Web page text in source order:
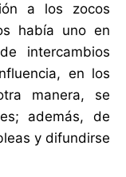
a los zocos
había uno en
intercambios
en los
manera, se
además, de
y difundirse